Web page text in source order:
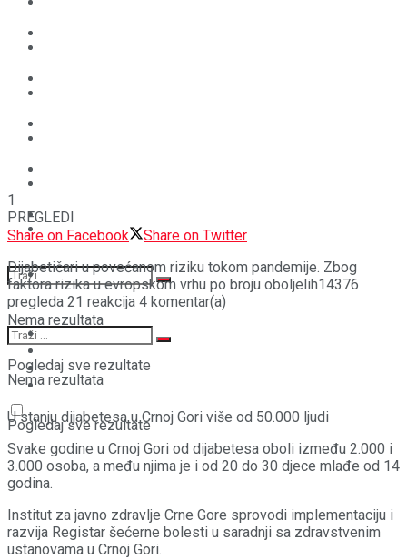
SPORT
Nema rezultata
Pogledaj sve rezultate
MAGAZIN
SPORT
Nema rezultata
Pogledaj sve rezultate
1
PREGLEDI
Share on Facebook
Share on Twitter
Dijabetičari u povećanom riziku tokom pandemije. Zbog
faktora rizika u evropskom vrhu po broju oboljelih14376
pregleda 21 reakcija 4 komentar(a)
U stanju dijabetesa u Crnoj Gori više od 50.000 ljudi
Svake godine u Crnoj Gori od dijabetesa oboli između 2.000 i
3.000 osoba, a među njima je i od 20 do 30 djece mlađe od 14
godina.
Institut za javno zdravlje Crne Gore sprovodi implementaciju i
razvija Registar šećerne bolesti u saradnji sa zdravstvenim
ustanovama u Crnoj Gori.